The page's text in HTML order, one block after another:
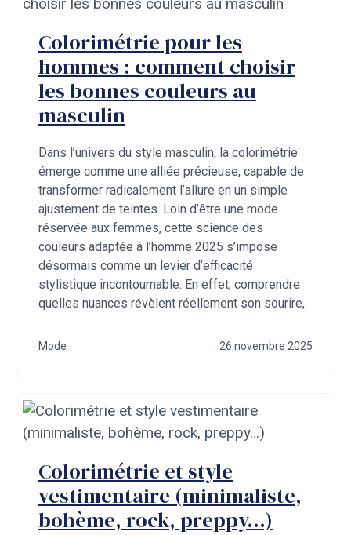
Colorimétrie pour les
hommes : comment choisir
les bonnes couleurs au
masculin
Dans l’univers du style masculin, la colorimétrie
émerge comme une alliée précieuse, capable de
transformer radicalement l’allure en un simple
ajustement de teintes. Loin d’être une mode
réservée aux femmes, cette science des
couleurs adaptée à l’homme 2025 s’impose
désormais comme un levier d’efficacité
stylistique incontournable. En effet, comprendre
quelles nuances révèlent réellement son sourire,
Mode 26 novembre 2025
Colorimétrie et style
vestimentaire (minimaliste,
bohème, rock, preppy…)